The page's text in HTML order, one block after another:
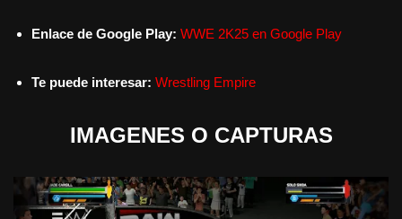
Enlace de Google Play: WWE 2K25 en Google Play
Te puede interesar: Wrestling Empire
IMAGENES O CAPTURAS